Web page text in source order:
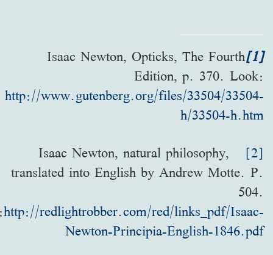
[1]
Isaac Newton, Opticks, The Fourth
Edition, p. 370. Look:
http://www.gutenberg.org/files/33504/33504-
h/33504-h.htm
[2]
Isaac Newton, natural philosophy,
translated into English by Andrew Motte. P.
504.
http://redlightrobber.com/red/links_pdf/Isaac-
Newton-Principia-English-1846.pdf